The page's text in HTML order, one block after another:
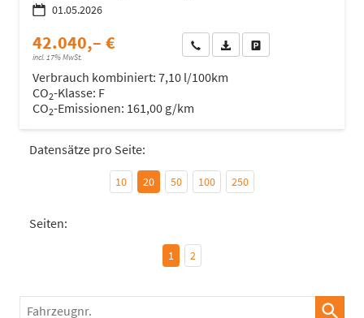
01.05.2026
42.040,– €
incl. 17% MwSt.
Wir rufen Sie anFahrzeugexposé (PDF)
Verbrauch kombiniert: 7,10 l/100km
CO2-Klasse: F
CO2-Emissionen: 161,00 g/km
Datensätze pro Seite:
10 20 50 100 250
Seiten:
1 2
Fahrzeugnr.